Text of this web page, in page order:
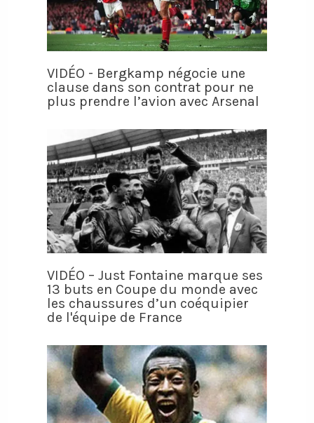
VIDÉO - Bergkamp négocie une
clause dans son contrat pour ne
plus prendre l’avion avec Arsenal
VIDÉO – Just Fontaine marque ses
13 buts en Coupe du monde avec
les chaussures d’un coéquipier
de l'équipe de France